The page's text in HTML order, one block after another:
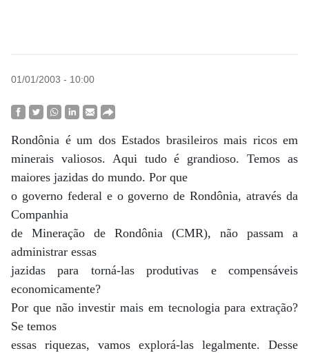
01/01/2003 - 10:00
Rondônia é um dos Estados brasileiros mais ricos em
minerais valiosos. Aqui tudo é grandioso. Temos as
maiores jazidas do mundo. Por que
o governo federal e o governo de Rondônia, através da
Companhia
de Mineração de Rondônia (CMR), não passam a
administrar essas
jazidas para torná-las produtivas e compensáveis
economicamente?
Por que não investir mais em tecnologia para extração?
Se temos
essas riquezas, vamos explorá-las legalmente. Desse